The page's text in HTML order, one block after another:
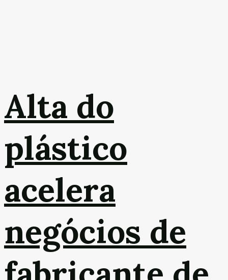
Alta do
plástico
acelera
negócios de